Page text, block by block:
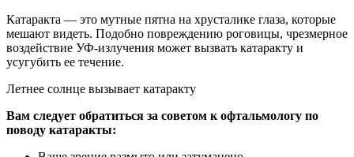
Катаракта — это мутные пятна на хрусталике глаза, которые
мешают видеть. Подобно повреждению роговицы, чрезмерное
воздействие УФ-излучения может вызвать катаракту и
усугубить ее течение.
Летнее солнце вызывает катаракту
Вам следует обратиться за советом к офтальмологу по
поводу катаракты: